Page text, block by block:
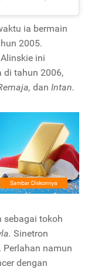
ia bermain
2005.
ini
di tahun 2006,
dan Intan.
sebagai tokoh
Sinetron
namun
dengan